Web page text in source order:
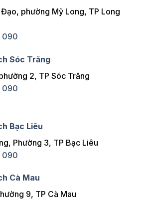
phường Mỹ Long, TP Long
090
Sóc Trăng
2, TP Sóc Trăng
090
Bạc Liêu
Phường 3, TP Bạc Liêu
090
Cà Mau
9, TP Cà Mau